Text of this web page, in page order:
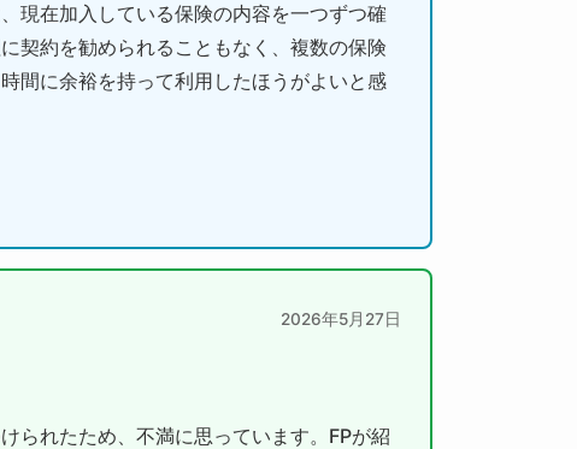
現在加入している保険の内容を一つずつ確
契約を勧められることもなく、複数の保険
間に余裕を持って利用したほうがよいと感
2026年5月27日
られたため、不満に思っています。FPが紹